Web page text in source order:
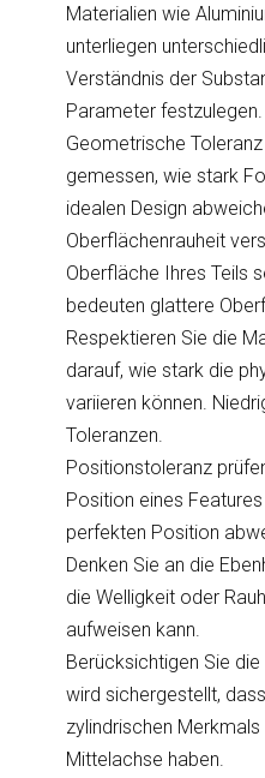
Materialien wie
unterliegen
Verständnis der
Parameter festzulegen.
Geometrische
gemessen, wie stark
idealen Design
Oberflächenrauheit
Oberfläche Ihres Teils
bedeuten glattere
Respektieren Sie die
darauf, wie stark die
variieren können.
Toleranzen.
Positionstoleranz
Position eines
perfekten Position
Denken Sie an die
die Welligkeit oder
aufweisen kann.
Berücksichtigen Sie
wird sichergestellt,
zylindrischen
Mittelachse haben.